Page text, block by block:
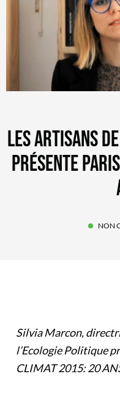
LES ARTISANS
PRÉSENTE
NON
Silvia Marcon,
l’Ecologie Politique
CLIMAT 2015: 20